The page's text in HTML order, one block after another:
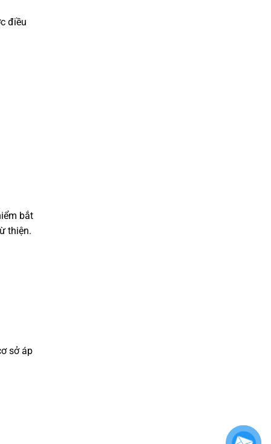
điều
bắt
thiện.
sở áp